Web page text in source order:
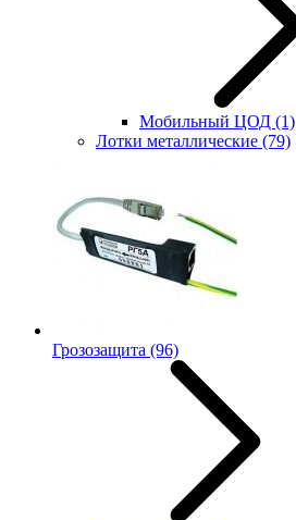
Мобильный ЦОД (1)
Лотки металлические (79)
Грозозащита (96)